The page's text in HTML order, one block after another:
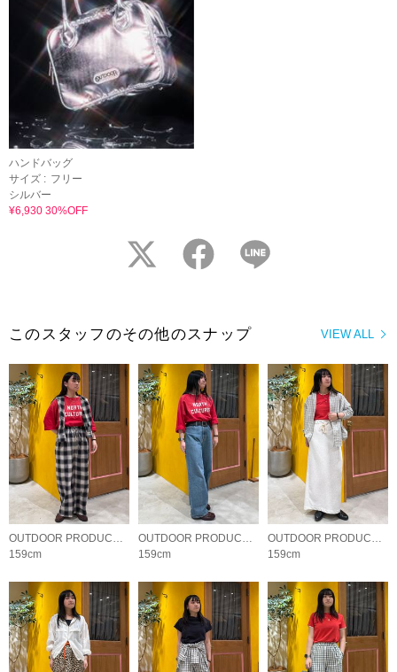
ハンドバッグ
サイズ : フリー
シルバー
¥6,930 30%OFF
twitter facebook
VIEW ALL
このスタッフのその他のスナップ
OUTDOOR PRODUCTS Usual Things
159cm
OUTDOOR PRODUCTS Usual Things
159cm
OUTDOOR PRODUCTS Usual Things
159cm